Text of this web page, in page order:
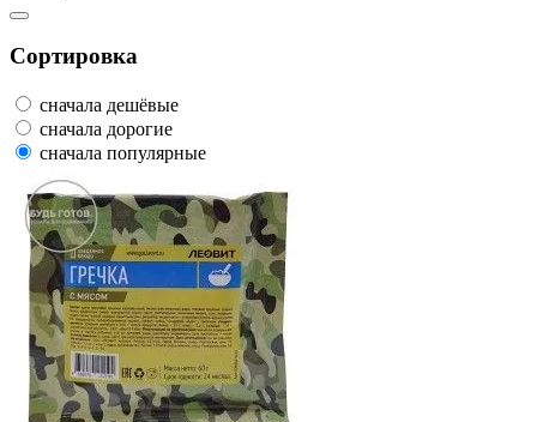
Сортировка
сначала дешёвые
сначала дорогие
сначала популярные